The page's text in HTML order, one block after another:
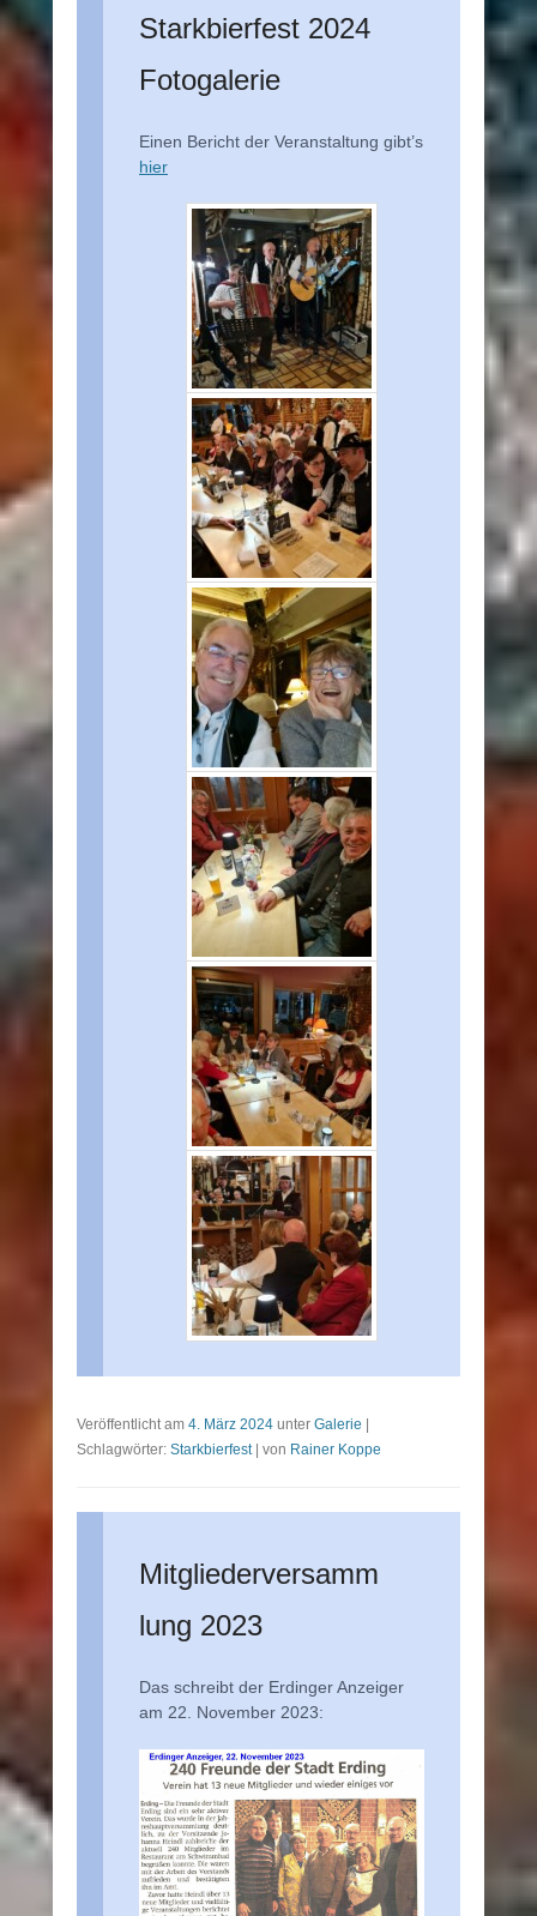
Starkbierfest 2024
Fotogalerie
Einen Bericht der Veranstaltung gibt’s
hier
Veröffentlicht am 4. März 2024 unter Galerie |
Schlagwörter: Starkbierfest| von Rainer Koppe
Mitgliederversamm
lung 2023
Das schreibt der Erdinger Anzeiger
am 22. November 2023: